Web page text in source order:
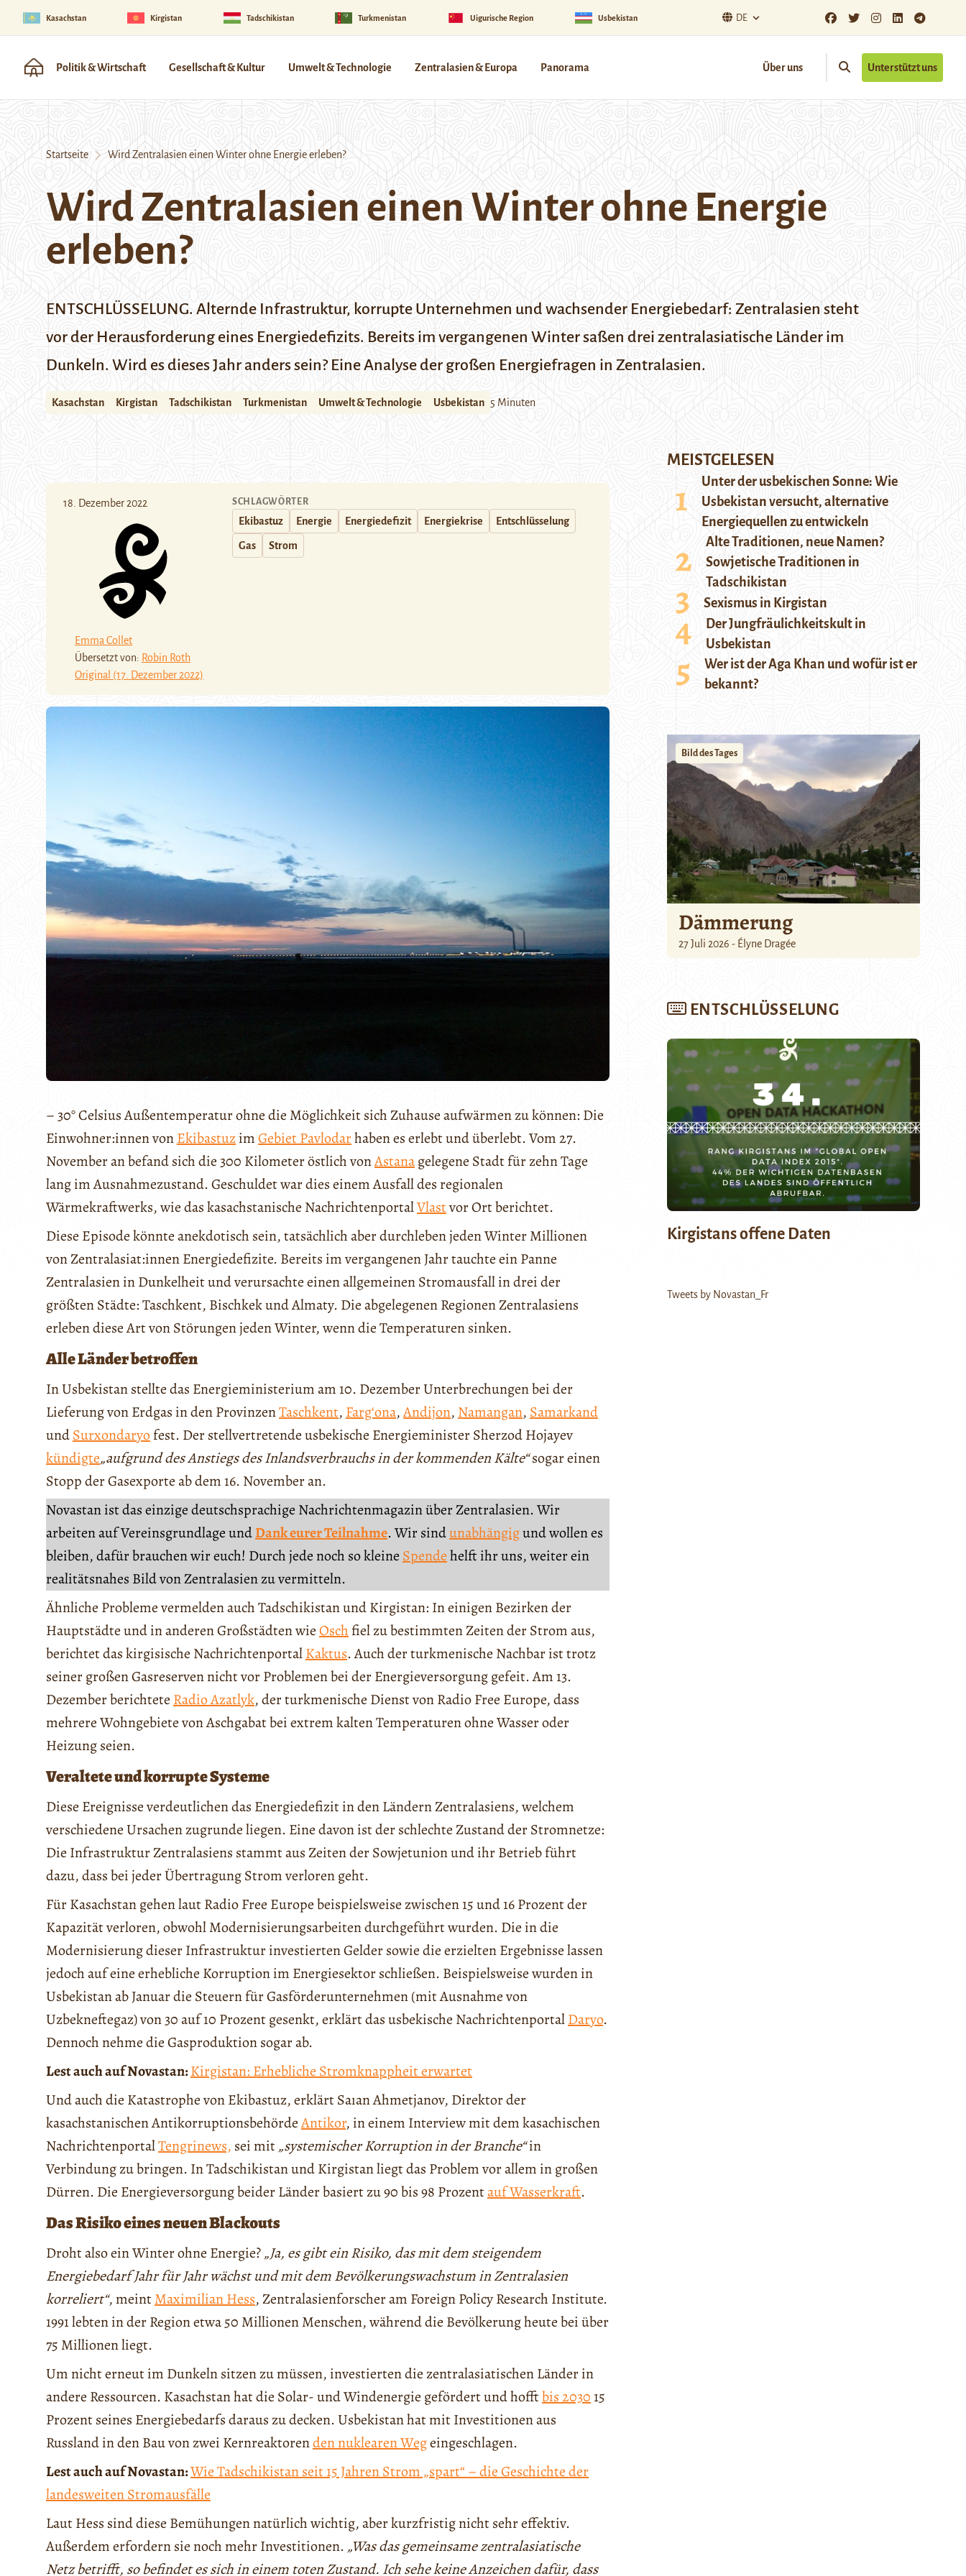
Kasachstan Kirgistan Tadschikistan Turkmenistan Uigurische Region Usbekistan DE
Politik & Wirtschaft Gesellschaft & Kultur Umwelt & Technologie Zentralasien & Europa Panorama Über uns Unterstützt uns
Startseite Wird Zentralasien einen Winter ohne Energie erleben?
Wird Zentralasien einen Winter ohne Energie
erleben?
ENTSCHLÜSSELUNG. Alternde Infrastruktur, korrupte Unternehmen und wachsender Energiebedarf: Zentralasien steht
vor der Herausforderung eines Energiedefizits. Bereits im vergangenen Winter saßen drei zentralasiatische Länder im
Dunkeln. Wird es dieses Jahr anders sein? Eine Analyse der großen Energiefragen in Zentralasien.
Kasachstan Kirgistan Tadschikistan Turkmenistan Umwelt & Technologie Usbekistan 5 Minuten
18. Dezember 2022
Emma Collet
Übersetzt von: Robin Roth
Original (17. Dezember 2022)
SCHLAGWÖRTER
Ekibastuz Energie Energiedefizit Energiekrise Entschlüsselung
Gas Strom
– 30° Celsius Außentemperatur ohne die Möglichkeit sich Zuhause aufwärmen zu können: Die
Einwohner:innen vonEkibastuzimGebiet Pavlodarhaben es erlebt und überlebt. Vom 27.
November an befand sich die 300 Kilometer östlich vonAstanagelegene Stadt für zehn Tage
lang im Ausnahmezustand. Geschuldet war dies einem Ausfall des regionalen
Wärmekraftwerks, wie das kasachstanische NachrichtenportalVlastvor Ort berichtet.
Diese Episode könnte anekdotisch sein, tatsächlich aber durchleben jeden Winter Millionen
von Zentralasiat:innen Energiedefizite. Bereits im vergangenen Jahr tauchte ein Panne
Zentralasien in Dunkelheit und verursachte einen allgemeinen Stromausfall in drei der
größten Städte: Taschkent, Bischkek und Almaty. Die abgelegenen Regionen Zentralasiens
erleben diese Art von Störungen jeden Winter, wenn die Temperaturen sinken.
Alle Länder betroffen
In Usbekistan stellte das Energieministerium am 10. Dezember Unterbrechungen bei der
Lieferung von Erdgas in den ProvinzenTaschkent, Fargʻona,Andijon, Namangan, Samarkand
undSurxondaryofest. Der stellvertretende usbekische Energieminister Sherzod Hojayev
kündigte„aufgrund des Anstiegs des Inlandsverbrauchs in der kommenden Kälte“sogar einen
Stopp der Gasexporte ab dem 16. November an.
Novastan ist das einzige deutschsprachige Nachrichtenmagazin über Zentralasien. Wir
arbeiten auf Vereinsgrundlage undDank eurer Teilnahme. Wir sindunabhängigund wollen es
bleiben, dafür brauchen wir euch! Durch jede noch so kleine Spendehelft ihr uns, weiter ein
realitätsnahes Bild von Zentralasien zu vermitteln.
Ähnliche Probleme vermelden auch Tadschikistan und Kirgistan: In einigen Bezirken der
Hauptstädte und in anderen Großstädten wieOschfiel zu bestimmten Zeiten der Strom aus,
berichtet das kirgisische NachrichtenportalKaktus. Auch der turkmenische Nachbar ist trotz
seiner großen Gasreserven nicht vor Problemen bei der Energieversorgung gefeit. Am 13.
Dezember berichtete Radio Azatlyk, der turkmenische Dienst von Radio Free Europe, dass
mehrere Wohngebiete von Aschgabat bei extrem kalten Temperaturen ohne Wasser oder
Heizung seien.
Veraltete und korrupte Systeme
Diese Ereignisse verdeutlichen das Energiedefizit in den Ländern Zentralasiens, welchem
verschiedene Ursachen zugrunde liegen. Eine davon ist der schlechte Zustand der Stromnetze:
Die Infrastruktur Zentralasiens stammt aus Zeiten der Sowjetunion und ihr Betrieb führt
dazu, dass bei jeder Übertragung Strom verloren geht.
Für Kasachstan gehen laut Radio Free Europe beispielsweise zwischen 15 und 16 Prozent der
Kapazität verloren, obwohl Modernisierungsarbeiten durchgeführt wurden. Die in die
Modernisierung dieser Infrastruktur investierten Gelder sowie die erzielten Ergebnisse lassen
jedoch auf eine erhebliche Korruption im Energiesektor schließen. Beispielsweise wurden in
Usbekistan ab Januar die Steuern für Gasförderunternehmen (mit Ausnahme von
Uzbekneftegaz) von 30 auf 10 Prozent gesenkt, erklärt das usbekische NachrichtenportalDaryo.
Dennoch nehme die Gasproduktion sogar ab.
Lest auch auf Novastan:Kirgistan: Erhebliche Stromknappheit erwartet
Und auch die Katastrophe von Ekibastuz, erklärt Saıan Ahmetjanov, Direktor der
kasachstanischen AntikorruptionsbehördeAntikor, in einem Interview mit dem kasachischen
NachrichtenportalTengrinews, sei mit„systemischer Korruption in der Branche“in
Verbindung zu bringen. In Tadschikistan und Kirgistan liegt das Problem vor allem in großen
Dürren. Die Energieversorgung beider Länder basiert zu 90 bis 98 Prozentauf Wasserkraft.
Das Risiko eines neuen Blackouts
Droht also ein Winter ohne Energie?„Ja, es gibt ein Risiko, das mit dem steigendem
Energiebedarf Jahr für Jahr wächst und mit dem Bevölkerungswachstum in Zentralasien
korreliert“, meintMaximilian Hess, Zentralasienforscher am Foreign Policy Research Institute.
1991 lebten in der Region etwa 50 Millionen Menschen, während die Bevölkerung heute bei über
75 Millionen liegt.
Um nicht erneut im Dunkeln sitzen zu müssen, investierten die zentralasiatischen Länder in
andere Ressourcen. Kasachstan hat die Solar- und Windenergie gefördert und hofftbis 203015
Prozent seines Energiebedarfs daraus zu decken. Usbekistan hat mit Investitionen aus
Russland in den Bau von zwei Kernreaktorenden nuklearen Wegeingeschlagen.
Lest auch auf Novastan:Wie Tadschikistan seit 15 Jahren Strom „spart“ – die Geschichte der
landesweiten Stromausfälle
Laut Hess sind diese Bemühungen natürlich wichtig, aber kurzfristig nicht sehr effektiv.
Außerdem erfordern sie noch mehr Investitionen. „Was das gemeinsame zentralasiatische
Netz betrifft, so befindet es sich in einem toten Zustand. Ich sehe keine Anzeichen dafür, dass
MEISTGELESEN
Unter der usbekischen Sonne: Wie
Usbekistan versucht, alternative
Energiequellen zu entwickeln
Alte Traditionen, neue Namen?
Sowjetische Traditionen in
Tadschikistan
Sexismus in Kirgistan
Der Jungfräulichkeitskult in
Usbekistan
Wer ist der Aga Khan und wofür ist er
bekannt?
Bild des Tages
Dämmerung
27 Juli 2026 - Élyne Dragée
ENTSCHLÜSSELUNG
Kirgistans offene Daten
Tweets by Novastan_Fr